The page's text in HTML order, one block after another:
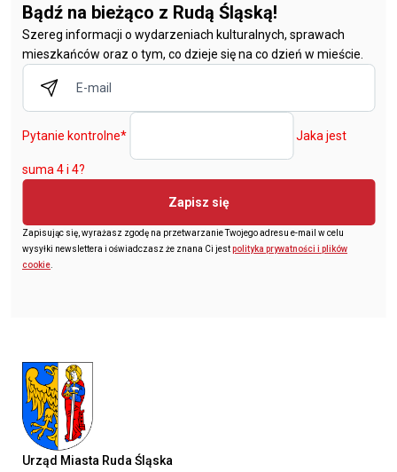
Bądź na bieżąco z Rudą Śląską!
Szereg informacji o wydarzeniach kulturalnych, sprawach
mieszkańców oraz o tym, co dzieje się na co dzień w mieście.
Pytanie kontrolne* Jaka jest
suma 4 i 4?
Zapisz się
Zapisując się, wyrażasz zgodę na przetwarzanie Twojego adresu e-mail w celu
wysyłki newslettera i oświadczasz że znana Ci jestpolityka prywatności i plików
cookie.
Urząd Miasta Ruda Śląska